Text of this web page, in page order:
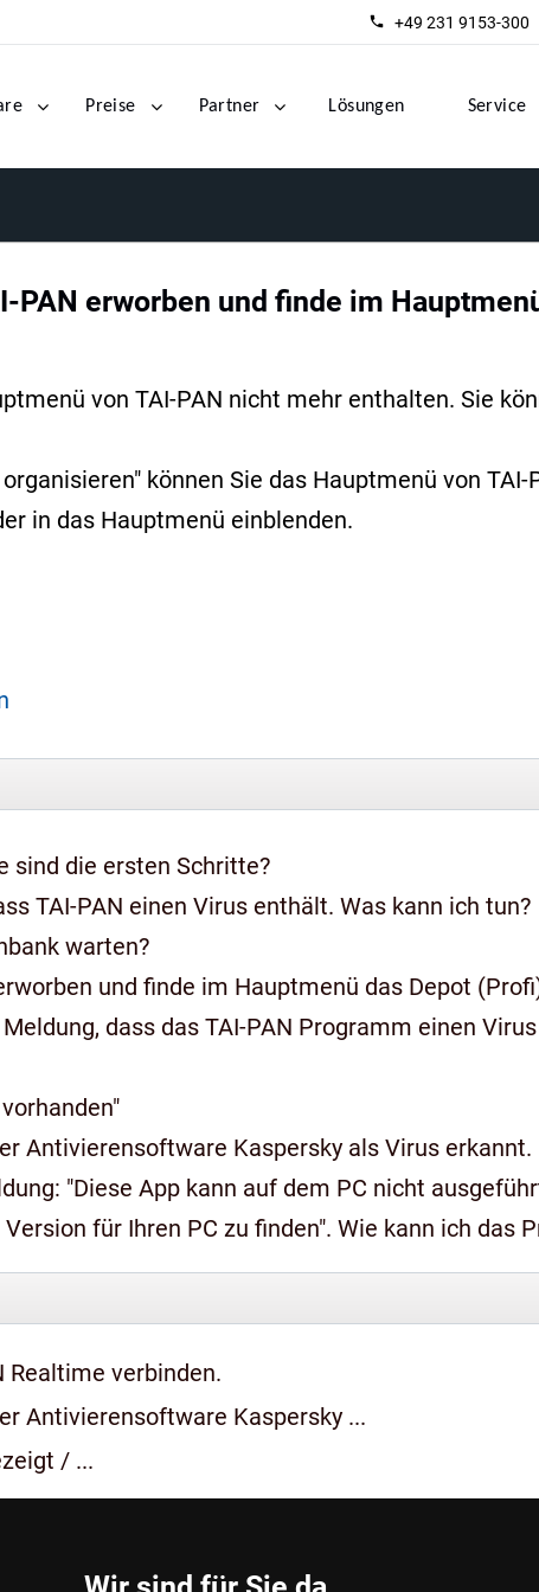
+49 231 9153-300
Preise Partner Lösungen Service
PAN erworben und finde im
von TAI-PAN nicht mehr enthalten. Sie
können Sie das Hauptmenü von TAI-
in das Hauptmenü einblenden.
sind die ersten Schritte?
TAI-PAN einen Virus enthält. Was kann ich tun?
warten?
und finde im Hauptmenü das Depot
dass das TAI-PAN Programm einen
Antivierensoftware Kaspersky als Virus erkannt.
PC nicht ausgeführt werden, wenden Sie sich an den
für Ihren PC zu finden". Wie kann ich das
Realtime verbinden.
Antivierensoftware Kaspersky ...
/ ...